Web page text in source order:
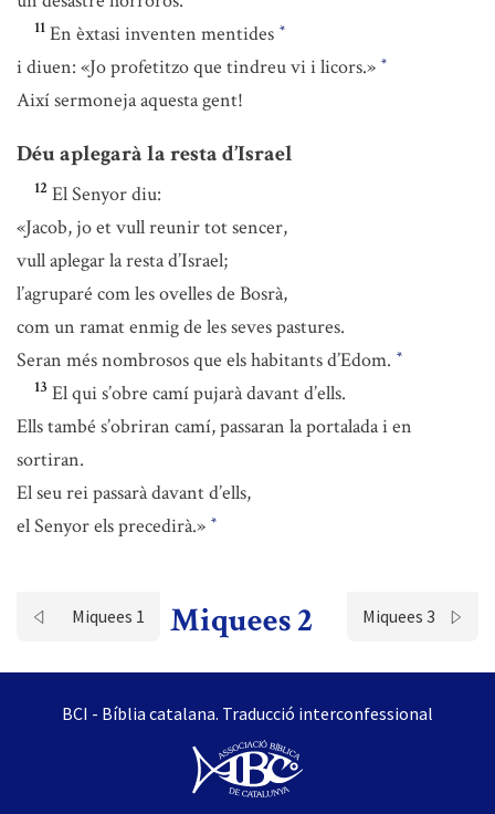
11 En èxtasi inventen mentides *
i diuen: «Jo profetitzo que tindreu vi i licors.» *
Així sermoneja aquesta gent!
Déu aplegarà la resta d’Israel
12 El Senyor diu:
«Jacob, jo et vull reunir tot sencer,
vull aplegar la resta d’Israel;
l’agruparé com les ovelles de Bosrà,
com un ramat enmig de les seves pastures.
Seran més nombrosos que els habitants d’Edom. *
13 El qui s’obre camí pujarà davant d’ells.
Ells també s’obriran camí, passaran la portalada i en
sortiran.
El seu rei passarà davant d’ells,
el Senyor els precedirà.» *
Miquees 1 Miquees 2 Miquees 3
BCI - Bíblia catalana. Traducció interconfessional